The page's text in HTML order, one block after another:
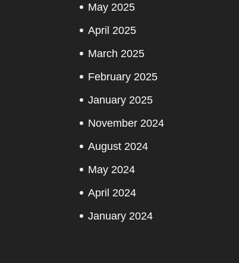
May 2025
April 2025
March 2025
February 2025
January 2025
November 2024
August 2024
May 2024
April 2024
January 2024